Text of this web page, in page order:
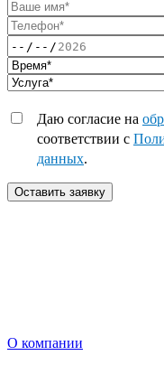
Даю согласие на
соответствии с
данных.
Оставить заявку
О компании